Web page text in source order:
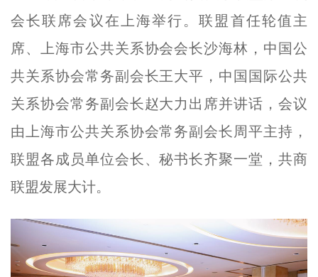
会长联席会议在上海举行。联盟首任轮值主
席、上海市公共关系协会会长沙海林，中国公
共关系协会常务副会长王大平，中国国际公共
关系协会常务副会长赵大力出席并讲话，会议
由上海市公共关系协会常务副会长周平主持，
联盟各成员单位会长、秘书长齐聚一堂，共商
联盟发展大计。